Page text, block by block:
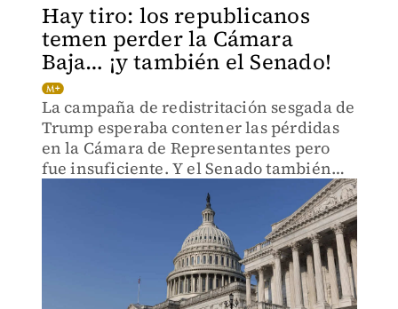
Hay tiro: los republicanos
temen perder la Cámara
Baja… ¡y también el Senado!
La campaña de redistritación sesgada de
Trump esperaba contener las pérdidas
en la Cámara de Representantes pero
fue insuficiente. Y el Senado también